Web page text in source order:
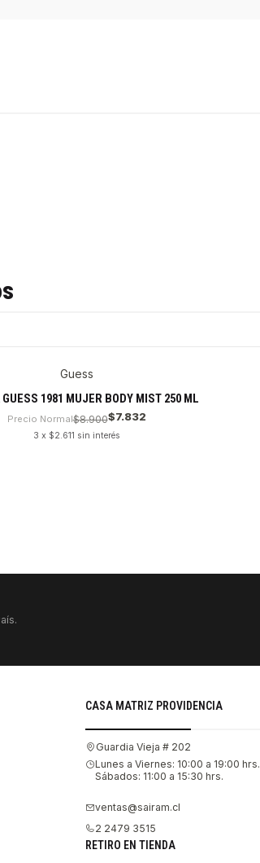
Guess
1981 MUJER BODY MIST 250 ML
Precio Normal$8.900$7.832
3 x $2.611 sin interés
CASA MATRIZ PROVIDENCIA
Guardia Vieja # 202
Lunes a Viernes: 10:00 a 19:00 hrs.
Sábados: 11:00 a 15:30 hrs.
ventas@sairam.cl
2 2479 3515
RETIRO EN TIENDA